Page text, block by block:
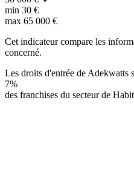
min 30 €
max 65 000 €
Cet indicateur compare les
concerné.
Les droits d'entrée de Adekwatts
7%
des franchises du secteur de